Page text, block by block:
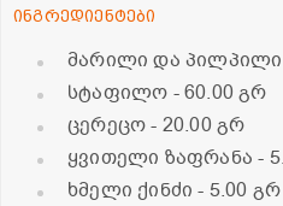
ინგრედიენტები
მარილი და პილპილი
სტაფილო - 60.00 გრ
ცერეცო- 20.00 გრ
ყვითელი ზაფრანა-
ხმელი ქინძი- 5.00 გრ